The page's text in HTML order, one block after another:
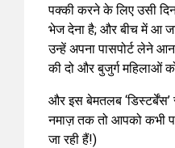
पक्की करने के लिए उसी
भेज देना है; और बीच में आ
उन्हें अपना पासपोर्ट लेने
की दो और बुजुर्ग महिलाओं
और इस बेमतलब
नमाज़ तक तो आपको कभी
जा रही हैं!)